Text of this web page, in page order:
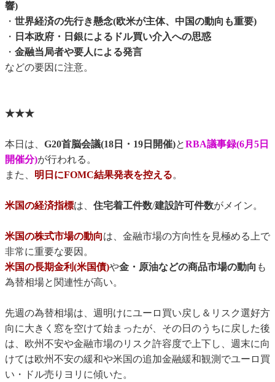
響)
・ 世界経済の先行き懸念(欧米が主体、中国の動向も重要)
・ 日本政府・日銀によるドル買い介入への思惑
・ 金融当局者や要人による発言
などの要因に注意。
★★★
本日は、 G20首脳会議(18日・19日開催)とRBA議事録(6月5日
開催分)が行われる。
また、 明日にFOMC結果発表を控える。
米国の経済指標は、 住宅着工件数/建設許可件数がメイン。
米国の株式市場の動向は、金融市場の方向性を見極める上で
非常に重要な要因。
米国の長期金利(米国債)や金・原油などの商品市場の動向 も
為替相場と関連性が高い。
先週の為替相場は、週明けにユーロ買い戻し＆リスク選好方
向に大きく窓を空けて始まったが、その日のうちに戻した後
は、欧州不安や金融市場のリスク許容度で上下し、週末に向
けては欧州不安の緩和や米国の追加金融緩和観測でユーロ買
い・ドル売りヨリに傾いた。